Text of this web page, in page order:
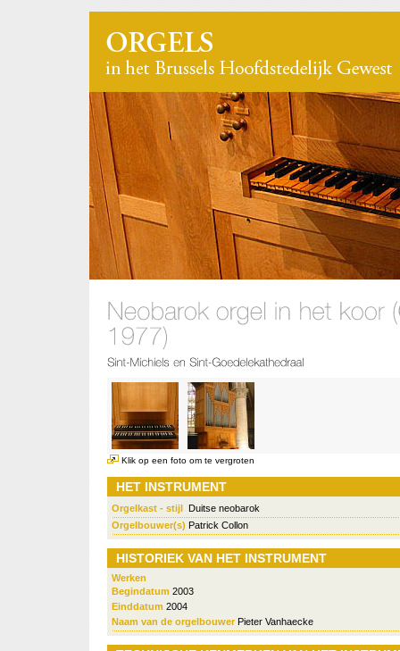
Klik op een foto om te vergroten
HET INSTRUMENT
Orgelkast - stijl Duitse neobarok
Orgelbouwer(s) Patrick Collon
HISTORIEK VAN HET INSTRUMENT
Werken
Begindatum 2003
Einddatum 2004
Naam van de orgelbouwer Pieter Vanhaecke